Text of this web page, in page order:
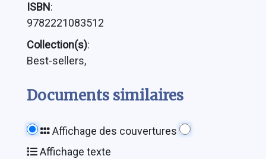
ISBN:
9782221083512
Collection(s):
Best-sellers,
Documents similaires
Affichage des couvertures
Affichage texte